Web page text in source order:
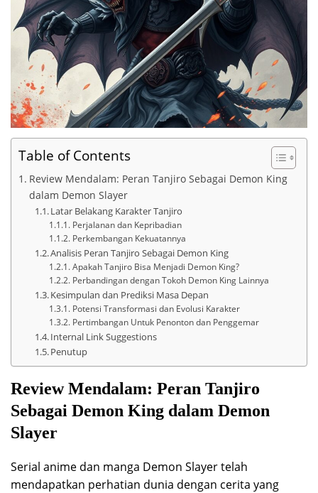
Table of Contents
Review Mendalam: Peran Tanjiro Sebagai Demon King
dalam Demon Slayer
Latar Belakang Karakter Tanjiro
Perjalanan dan Kepribadian
Perkembangan Kekuatannya
Analisis Peran Tanjiro Sebagai Demon King
Apakah Tanjiro Bisa Menjadi Demon King?
Perbandingan dengan Tokoh Demon King Lainnya
Kesimpulan dan Prediksi Masa Depan
Potensi Transformasi dan Evolusi Karakter
Pertimbangan Untuk Penonton dan Penggemar
Internal Link Suggestions
Penutup
Review Mendalam: Peran Tanjiro
Sebagai Demon King dalam Demon
Slayer
Serial anime dan manga Demon Slayer telah
mendapatkan perhatian dunia dengan cerita yang